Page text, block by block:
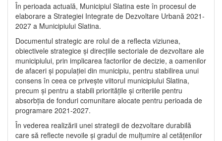
În perioada actuală, Municipiul Slatina este în procesul de
elaborare a Strategiei Integrate de Dezvoltare Urbană 2021‐
2027 a Municipiului Slatina.
Documentul strategic are rolul de a reflecta viziunea,
obiectivele strategice și direcțiile sectoriale de dezvoltare ale
municipiului, prin implicarea factorilor de decizie, a oamenilor
de afaceri și populației din municipiu, pentru stabilirea unui
consens în ceea ce privește viitorul municipiului Slatina,
precum și pentru a stabili prioritățile și criteriile pentru
absorbția de fonduri comunitare alocate pentru perioada de
programare 2021-2027.
În vederea realizării unei strategii de dezvoltare durabilă
care să reflecte nevoile și gradul de mulțumire al cetățenilor